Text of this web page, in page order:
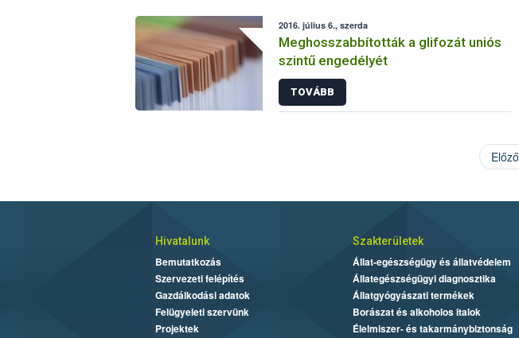
2016. július 6., szerda
Meghosszabbították a glifozát uniós
szintű engedélyét
TOVÁBB
Előző
Hivatalunk
Bemutatkozás
Szervezeti felépítés
Gazdálkodási adatok
Felügyeleti szervünk
Projektek
Szakterületek
Állat-egészségügy és állatvédelem
Állategészségügyi diagnosztika
Állatgyógyászati termékek
Borászat és alkoholos italok
Élelmiszer- és takarmánybiztonság